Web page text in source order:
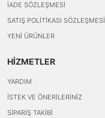
İADE SÖZLEŞMESI
SATIŞ POLITIKASI SÖZLEŞMESI
YENI ÜRÜNLER
HİZMETLER
YARDIM
İSTEK VE ÖNERILERINIZ
SIPARIŞ TAKIBI